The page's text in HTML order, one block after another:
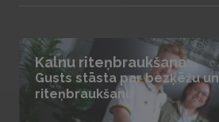
Kalnu riteņbraukšana
Gusts stāsta par bezķēžu
riteņbraukšanu